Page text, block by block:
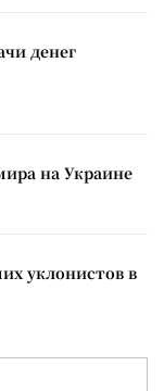
денег
на Украине
уклонистов в